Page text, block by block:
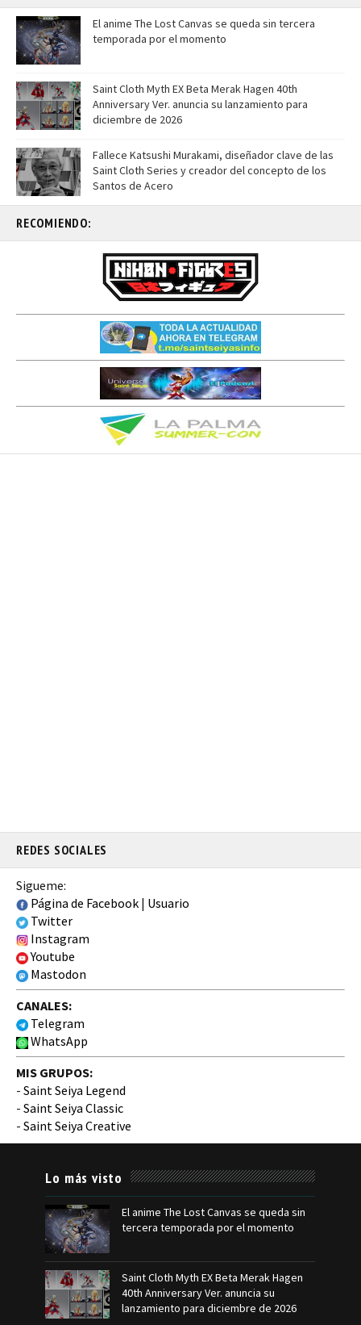
El anime The Lost Canvas se queda sin tercera
temporada por el momento
Saint Cloth Myth EX Beta Merak Hagen 40th
Anniversary Ver. anuncia su lanzamiento para
diciembre de 2026
Fallece Katsushi Murakami, diseñador clave de las
Saint Cloth Series y creador del concepto de los
Santos de Acero
RECOMIENDO:
REDES SOCIALES
Sigueme:
Página de Facebook | Usuario
Twitter
Instagram
Youtube
Mastodon
CANALES:
Telegram
WhatsApp
MIS GRUPOS:
- Saint Seiya Legend
- Saint Seiya Classic
- Saint Seiya Creative
Lo más visto
El anime The Lost Canvas se queda sin
tercera temporada por el momento
Saint Cloth Myth EX Beta Merak Hagen
40th Anniversary Ver. anuncia su
lanzamiento para diciembre de 2026